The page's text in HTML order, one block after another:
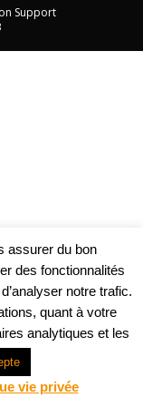
Support
assurer du bon
des fonctionnalités
notre trafic.
quant à votre
analytiques et les
vie privée